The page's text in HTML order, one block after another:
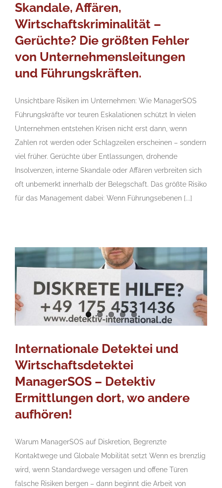
Skandale, Affären,
Wirtschaftskriminalität –
Gerüchte? Die größten Fehler
von Unternehmensleitungen
und Führungskräften.
Unsichtbare Risiken im Unternehmen: Wie ManagerSOS
Führungskräfte vor teuren Eskalationen schützt In vielen
Unternehmen entstehen Krisen nicht erst dann, wenn
Zahlen rot werden oder Schlagzeilen erscheinen – sondern
viel früher. Gerüchte über Entlassungen, drohende
Insolvenzen, interne Skandale oder Affären verbreiten sich
oft unbemerkt innerhalb der Belegschaft. Das größte Risiko
für das Management dabei: Wenn Führungsebenen [...]
Internationale Detektei und
Wirtschaftsdetektei
ManagerSOS – Detektiv
Ermittlungen dort, wo andere
aufhören!
Warum ManagerSOS auf Diskretion, Begrenzte
Kontaktwege und Globale Mobilität setzt Wenn es brenzlig
wird, wenn Standardwege versagen und offene Türen
falsche Risiken bergen – dann beginnt die Arbeit von